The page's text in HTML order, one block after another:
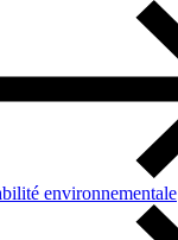
environnementale